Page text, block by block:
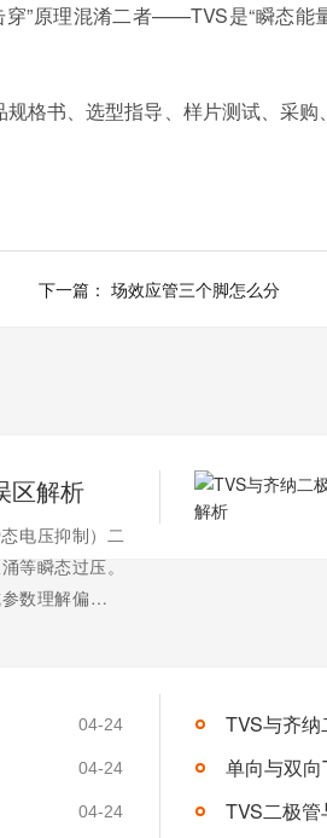
”原理混淆二者——TVS是“瞬态能
规格书、选型指导、样片测试、采购
下一篇： 场效应管三个脚怎么分
区解析
电压抑制）二
等瞬态过压。
数理解偏差而
【详情
04-24
04-24
04-24
TVS与齐
单向与双
TVS二极